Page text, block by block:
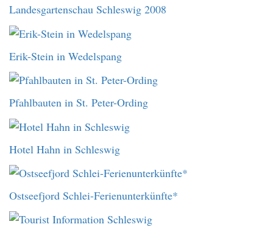
Landesgartenschau Schleswig 2008
Erik-Stein in Wedelspang
Pfahlbauten in St. Peter-Ording
Hotel Hahn in Schleswig
Ostseefjord Schlei-Ferienunterkünfte*